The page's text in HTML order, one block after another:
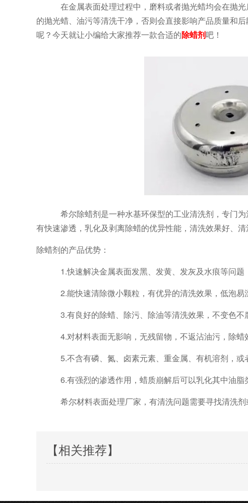
在金属表面处理过程中，磨料或者抛光蜡均会在抛
的抛光蜡、油污等清洗干净，否则会直接影响产品质量和
呢？今天就让小编给大家推荐一款合适的除蜡剂吧！
希尔除蜡剂是一种水基环保型的工业清洗剂，专门
有快速渗透，乳化及剥离除蜡的优异性能，清洗效果好、
除蜡剂的产品优势：
1.快速解决金属表面发黑、发黄、发灰及水痕等问题
2.能快速清除微小颗粒，有优异的清洗效果，低泡易
3.有良好的除蜡、除污、除油等清洗效果，不变色不
4.对材料表面无影响，无残留物，不返沾油污，除蜡
5.不含有磷、氮、卤素元素、重金属、有机溶剂，或
6.有强烈的渗透作用，蜡质崩解后可以乳化其中油脂
希尔材料表面处理厂家，有清洗问题需要寻找清洗
【相关推荐】